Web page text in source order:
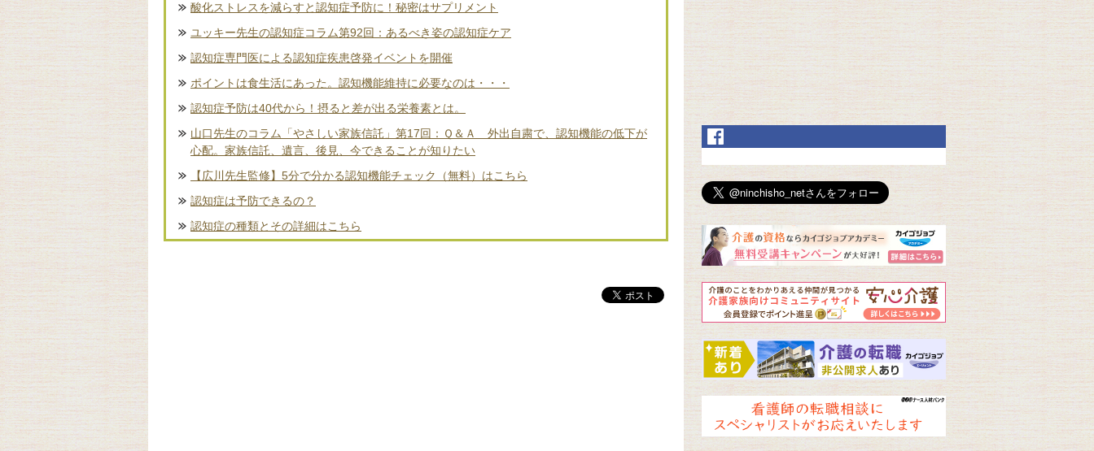
酸化ストレスを減らすと認知症予防に！秘密はサプリメント
ユッキー先生の認知症コラム第92回：あるべき姿の認知症ケア
認知症専門医による認知症疾患啓発イベントを開催
ポイントは食生活にあった。認知機能維持に必要なのは・・・
認知症予防は40代から！摂ると差が出る栄養素とは。
山口先生のコラム「やさしい家族信託」第17回：Ｑ＆Ａ 外出自粛で、認知機能の低下が
心配。家族信託、遺言、後見、今できることが知りたい
【広川先生監修】5分で分かる認知機能チェック（無料）はこちら
認知症は予防できるの？
認知症の種類とその詳細はこちら